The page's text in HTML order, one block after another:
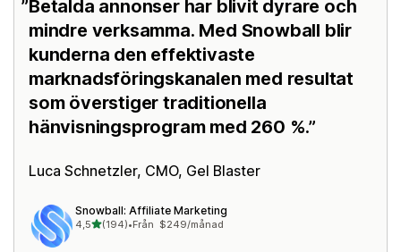
Betalda annonser har blivit dyrare och
mindre verksamma. Med Snowball blir
kunderna den effektivaste
marknadsföringskanalen med resultat
som överstiger traditionella
hänvisningsprogram med 260 %.
Luca Schnetzler, CMO, Gel Blaster
Snowball: Affiliate Marketing
4,5av 5 stjärnor
(194)
194 recensioner totalt
•Från $249/månad